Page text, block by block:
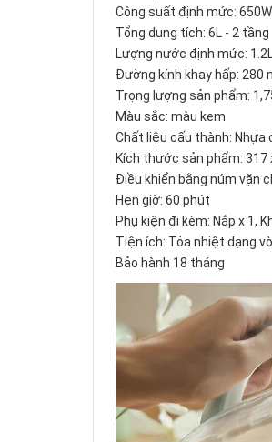
Công suất định mức: 650W
Tổng dung tích: 6L - 2 tầng
Lượng nước định mức: 1.2L
Đường kính khay hấp: 280
Trọng lượng sản phẩm:
Màu sắc: màu kem
Chất liệu cấu thành: Nhựa
Kích thước sản phẩm: 317
Điều khiển bằng núm vặn
Hẹn giờ: 60 phút
Phụ kiện đi kèm: Nắp x 1,
Tiện ích: Tỏa nhiệt dạng
Bảo hành 18 tháng